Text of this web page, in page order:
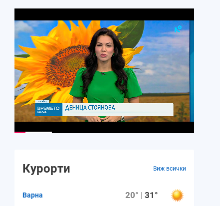
Курорти Виж всички
Варна 20° |31°